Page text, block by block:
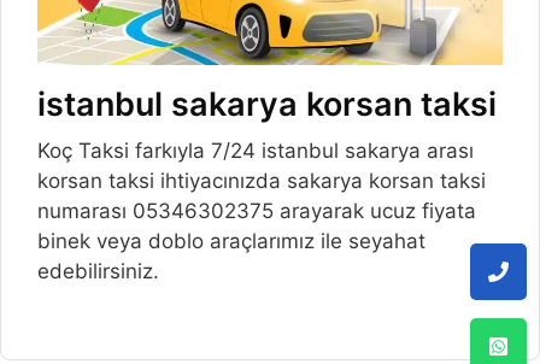
istanbul sakarya korsan taksi
Koç Taksi farkıyla 7/24 istanbul sakarya arası
korsan taksi ihtiyacınızda sakarya korsan taksi
numarası 05346302375 arayarak ucuz fiyata
binek veya doblo araçlarımız ile seyahat
edebilirsiniz.